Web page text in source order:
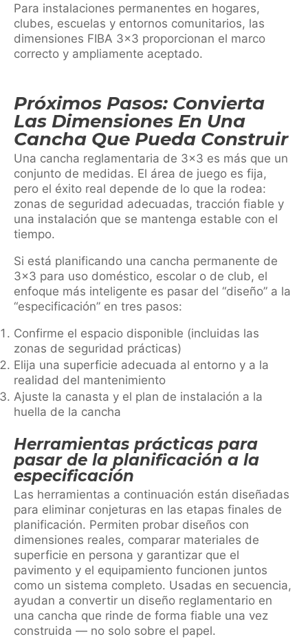
Para instalaciones permanentes en hogares,
clubes, escuelas y entornos comunitarios, las
dimensiones FIBA 3×3 proporcionan el marco
correcto y ampliamente aceptado.
Próximos Pasos: Convierta
Las Dimensiones En Una
Cancha Que Pueda Construir
Una cancha reglamentaria de 3×3 es más que un
conjunto de medidas. El área de juego es fija,
pero el éxito real depende de lo que la rodea:
zonas de seguridad adecuadas, tracción fiable y
una instalación que se mantenga estable con el
tiempo.
Si está planificando una cancha permanente de
3×3 para uso doméstico, escolar o de club, el
enfoque más inteligente es pasar del “diseño” a la
“especificación” en tres pasos:
Confirme el espacio disponible (incluidas las
zonas de seguridad prácticas)
Elija una superficie adecuada al entorno y a la
realidad del mantenimiento
Ajuste la canasta y el plan de instalación a la
huella de la cancha
Herramientas prácticas para
pasar de la planificación a la
especificación
Las herramientas a continuación están diseñadas
para eliminar conjeturas en las etapas finales de
planificación. Permiten probar diseños con
dimensiones reales, comparar materiales de
superficie en persona y garantizar que el
pavimento y el equipamiento funcionen juntos
como un sistema completo. Usadas en secuencia,
ayudan a convertir un diseño reglamentario en
una cancha que rinde de forma fiable una vez
construida — no solo sobre el papel.